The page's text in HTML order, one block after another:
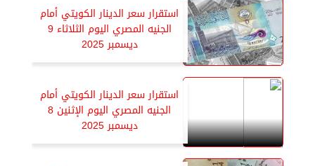
استقرار سعر الدينار الكويتي أمام
الجنيه المصري اليوم الثلاثاء 9
ديسمبر 2025
استقرار سعر الدينار الكويتي أمام
الجنيه المصري اليوم الإثنين 8
ديسمبر 2025